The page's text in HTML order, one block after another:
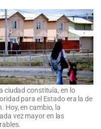
ciudad constituía, en lo
para el Estado era la de
Hoy, en cambio, la
vez mayor en las